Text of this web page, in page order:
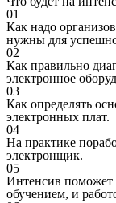
01
Как надо
нужны для
02
Как правильно
электронное
03
Как определять
электронных плат.
04
На практике
электронщик.
05
Интенсив поможет
обучением, и